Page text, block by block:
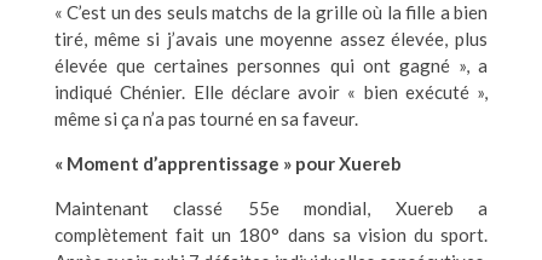
« C’est un des seuls matchs de la grille où la fille a bien
tiré, même si j’avais une moyenne assez élevée, plus
élevée que certaines personnes qui ont gagné », a
indiqué Chénier. Elle déclare avoir « bien exécuté »,
même si ça n’a pas tourné en sa faveur.
« Moment d’apprentissage » pour Xuereb
Maintenant classé 55e mondial, Xuereb a
complètement fait un 180° dans sa vision du sport.